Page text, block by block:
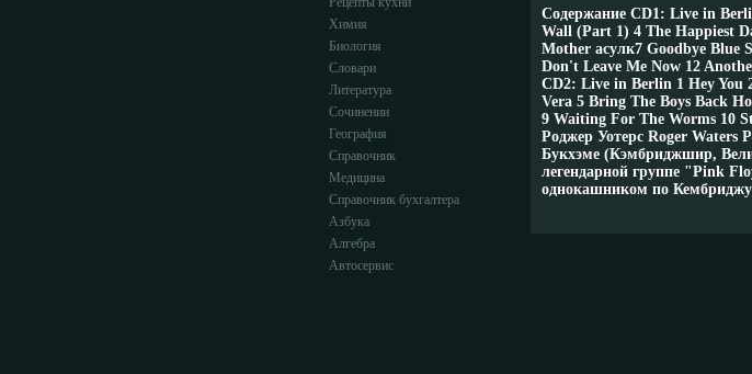
Химия
Биология
Словари
Литература
Сочинении
География
Справочник
Медицина
Справочник бухгалтера
Азбука
Алгебра
Автосервис
Содержание CD1: Live in
Wall (Part 1) 4 The Happiest
Mother асулк7 Goodbye Blue
Don't Leave Me Now 12
CD2: Live in Berlin 1 Hey You
Vera 5 Bring The Boys Back
9 Waiting For The Worms 10
Роджер Уотерс Roger Waters
Букхэме (Кэмбриджшир,
легендарной группе "Pink
однокашником по